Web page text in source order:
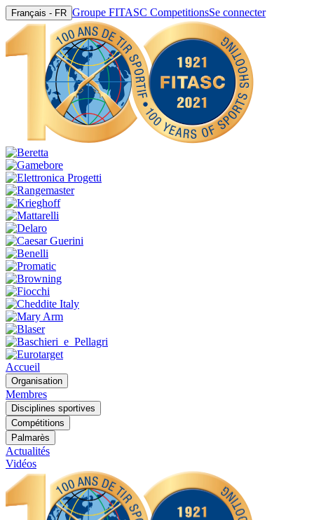
Français - FR Groupe FITASC CompetitionsSe connecter
Accueil
Organisation
Membres
Disciplines sportives
Compétitions
Palmarès
Actualités
Vidéos